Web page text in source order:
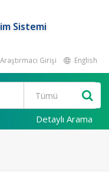
Sistemi
Araştırmacı Girişi English
Detaylı Arama